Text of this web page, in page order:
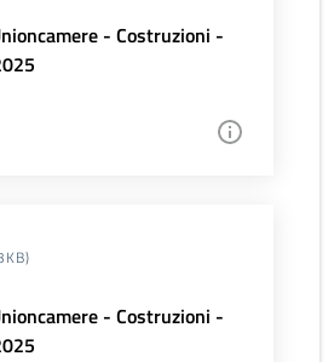
- Costruzioni -
- Costruzioni -